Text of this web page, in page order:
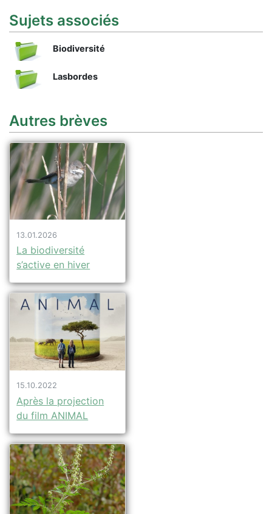
Sujets associés
Biodiversité
Lasbordes
Autres brèves
13.01.2026
La biodiversité
s’active en hiver
15.10.2022
Après la projection
du film ANIMAL